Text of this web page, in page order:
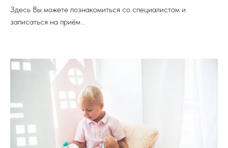
Здесь Вы можете познакомиться со специалистом и
записаться на приём .